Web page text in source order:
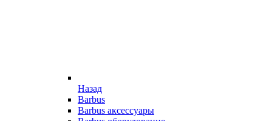
Назад
Barbus
Barbus аксессуары